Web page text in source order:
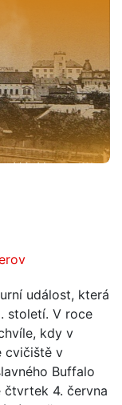
událost, která
století. V roce
kdy v
cvičiště v
Buffalo
čtvrtek 4. června